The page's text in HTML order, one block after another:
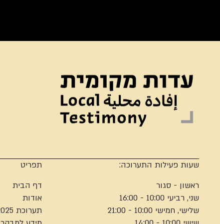
שעות פעילות התערוכה:
ראשון - סגור
שני, רביעי 10:00 - 16:00
שלישי, חמישי 10:00 - 21:00
תפריט
דף הבית
אודות
תערוכת 2025